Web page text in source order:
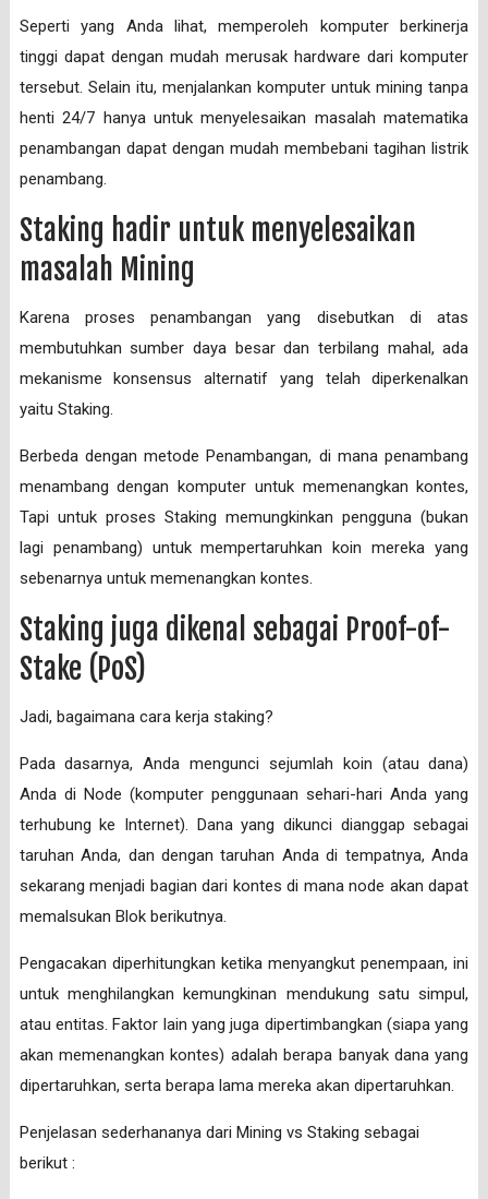
Seperti yang Anda lihat, memperoleh komputer berkinerja
tinggi dapat dengan mudah merusak hardware dari komputer
tersebut. Selain itu, menjalankan komputer untuk mining tanpa
henti 24/7 hanya untuk menyelesaikan masalah matematika
penambangan dapat dengan mudah membebani tagihan listrik
penambang.
Staking hadir untuk menyelesaikan
masalah Mining
Karena proses penambangan yang disebutkan di atas
membutuhkan sumber daya besar dan terbilang mahal, ada
mekanisme konsensus alternatif yang telah diperkenalkan
yaitu Staking.
Berbeda dengan metode Penambangan, di mana penambang
menambang dengan komputer untuk memenangkan kontes,
Tapi untuk proses Staking memungkinkan pengguna (bukan
lagi penambang) untuk mempertaruhkan koin mereka yang
sebenarnya untuk memenangkan kontes.
Staking juga dikenal sebagai Proof-of-
Stake (PoS)
Jadi, bagaimana cara kerja staking?
Pada dasarnya, Anda mengunci sejumlah koin (atau dana)
Anda di Node (komputer penggunaan sehari-hari Anda yang
terhubung ke Internet). Dana yang dikunci dianggap sebagai
taruhan Anda, dan dengan taruhan Anda di tempatnya, Anda
sekarang menjadi bagian dari kontes di mana node akan dapat
memalsukan Blok berikutnya.
Pengacakan diperhitungkan ketika menyangkut penempaan, ini
untuk menghilangkan kemungkinan mendukung satu simpul,
atau entitas. Faktor lain yang juga dipertimbangkan (siapa yang
akan memenangkan kontes) adalah berapa banyak dana yang
dipertaruhkan, serta berapa lama mereka akan dipertaruhkan.
Penjelasan sederhananya dari Mining vs Staking sebagai
berikut :